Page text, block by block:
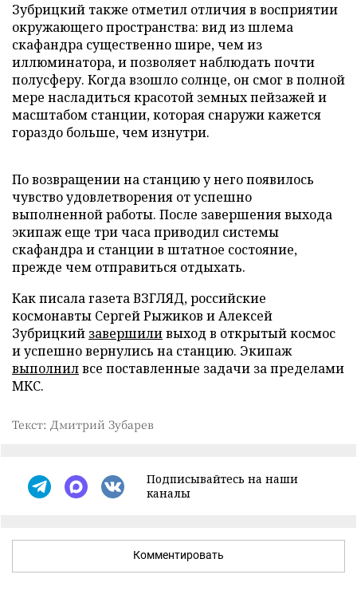
Зубрицкий также отметил отличия в восприятии
окружающего пространства: вид из шлема
скафандра существенно шире, чем из
иллюминатора, и позволяет наблюдать почти
полусферу. Когда взошло солнце, он смог в полной
мере насладиться красотой земных пейзажей и
масштабом станции, которая снаружи кажется
гораздо больше, чем изнутри.
По возвращении на станцию у него появилось
чувство удовлетворения от успешно
выполненной работы. После завершения выхода
экипаж еще три часа приводил системы
скафандра и станции в штатное состояние,
прежде чем отправиться отдыхать.
Как писала газета ВЗГЛЯД, российские
космонавты Сергей Рыжиков и Алексей
Зубрицкий завершиливыход в открытый космос
и успешно вернулись на станцию. Экипаж
выполнилвсе поставленные задачи за пределами
МКС.
Текст: Дмитрий Зубарев
Подписывайтесь на наши
каналы
Комментировать